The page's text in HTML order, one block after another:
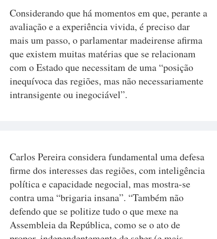
Considerando que há momentos em que, perante a
avaliação e a experiência vivida, é preciso dar
mais um passo, o parlamentar madeirense afirma
que existem muitas matérias que se relacionam
com o Estado que necessitam de uma “posição
inequívoca das regiões, mas não necessariamente
intransigente ou inegociável”.
Carlos Pereira considera fundamental uma defesa
firme dos interesses das regiões, com inteligência
política e capacidade negocial, mas mostra-se
contra uma “brigaria insana”. “Também não
defendo que se politize tudo o que mexe na
Assembleia da República, como se o ato de